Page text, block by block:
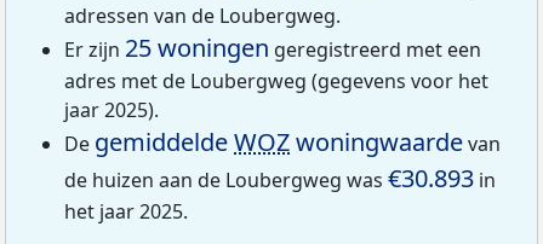
adressen van de Loubergweg.
Er zijn 25 woningen geregistreerd met een
adres met de Loubergweg (gegevens voor het
jaar 2025).
De gemiddeldeWOZwoningwaardevan
de huizen aan de Loubergweg was €30.893 in
het jaar 2025.